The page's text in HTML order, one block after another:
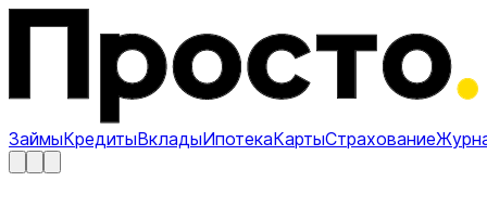
ЗаймыКредитыВкладыИпотекаКартыСтрахование